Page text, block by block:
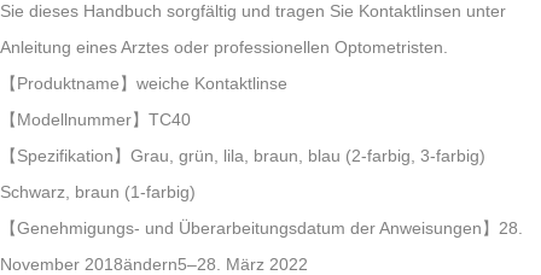
Sie dieses Handbuch sorgfältig und tragen Sie Kontaktlinsen unter
Anleitung eines Arztes oder professionellen Optometristen.
【Produktname】weiche Kontaktlinse
【Modellnummer】TC40
【Spezifikation】Grau, grün, lila, braun, blau (2-farbig, 3-farbig)
Schwarz, braun (1-farbig)
【Genehmigungs- und Überarbeitungsdatum der Anweisungen】28.
November 2018ändern5–28. März 2022